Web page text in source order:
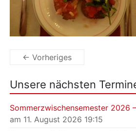
← Vorheriges
Unsere nächsten
Sommerzwischensemester 2026
am 11. August 2026 19:15